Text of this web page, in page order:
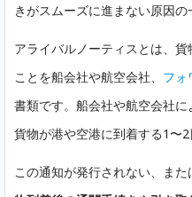
きがスムーズに進まない原因の
アライバルノーティスとは、
ことを船会社や航空会社、 フォ
書類です。船会社や航空会社
貨物が港や空港に到着する1〜2
この通知が発行されない、また